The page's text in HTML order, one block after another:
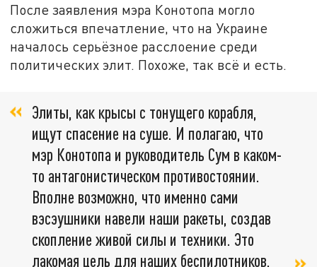
После заявления мэра Конотопа могло
сложиться впечатление, что на Украине
началось серьёзное расслоение среди
политических элит. Похоже, так всё и есть.
Элиты, как крысы с тонущего корабля,
ищут спасение на суше. И полагаю, что
мэр Конотопа и руководитель Сум в каком-
то антагонистическом противостоянии.
Вполне возможно, что именно сами
вэсэушники навели наши ракеты, создав
скопление живой силы и техники. Это
лакомая цель для наших беспилотников,